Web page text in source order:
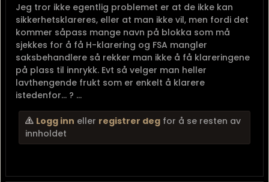
Jeg tror ikke egentlig problemet er at de ikke kan
sikkerhetsklareres, eller at man ikke vil, men fordi det
kommer såpass mange navn på blokka som må
sjekkes for å få H-klarering og FSA mangler
saksbehandlere så rekker man ikke å få klareringene
på plass til innrykk. Evt så velger man heller
lavthengende frukt som er enkelt å klarere
istedenfor... ? ...
Logg inn eller registrer deg for å se resten av
innholdet